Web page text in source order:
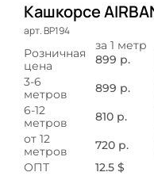
Кашкорсе
арт. ВР194
за 1 метр
Розничная
цена
899 р.
3-6
метров
899 р.
6-12
метров
810 р.
от 12
метров
720 р.
ОПТ 12.5 $